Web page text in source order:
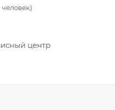
человек)
центр